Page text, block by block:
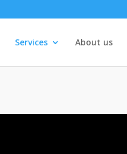
Services About us